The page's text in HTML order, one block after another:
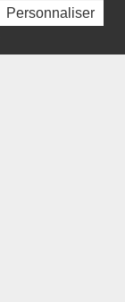
Personnaliser